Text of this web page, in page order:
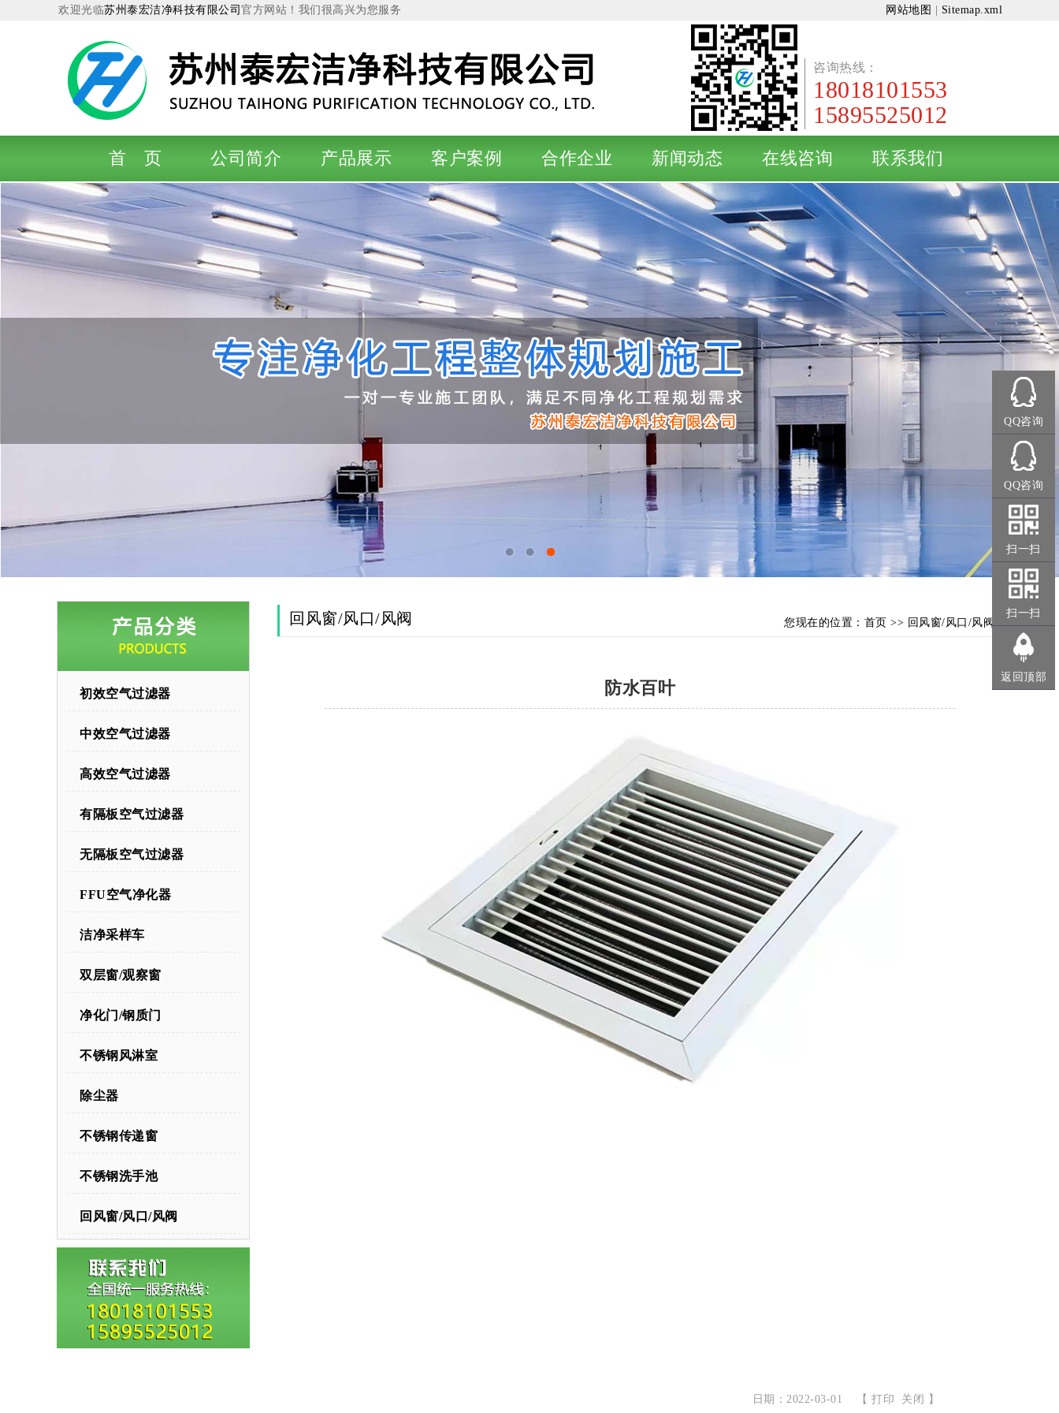
欢迎光临苏州泰宏洁净科技有限公司 官方网站！我们很高兴为您服务 网站地图 Sitemap.xml
咨询热线：
18018101553
15895525012
首 页 公司简介 产品展示 客户案例 合作企业 新闻动态 在线咨询 联系我们
初效空气过滤器
中效空气过滤器
高效空气过滤器
有隔板空气过滤器
无隔板空气过滤器
FFU空气净化器
洁净采样车
双层窗/观察窗
净化门/钢质门
不锈钢风淋室
除尘器
不锈钢传递窗
不锈钢洗手池
回风窗/风口/风阀
回风窗/风口/风阀 您现在的位置： 首页 >> 回风窗/风口/风阀
防水百叶
日期：2022-03-01 【 打印 关闭 】
QQ咨询
QQ咨询
扫一扫
扫一扫
返回顶部